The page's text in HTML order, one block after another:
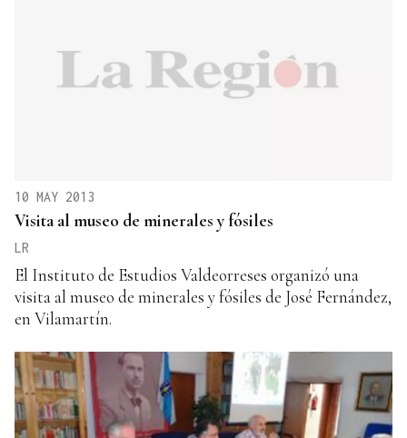
10 MAY 2013
Visita al museo de minerales y fósiles
LR
El Instituto de Estudios Valdeorreses organizó una
visita al museo de minerales y fósiles de José Fernández,
en Vilamartín.